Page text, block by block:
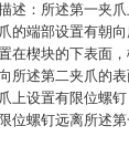
述：所述第一夹
的端部设置有朝
在楔块的下表面
所述第二夹爪的
上设置有限位螺
位螺钉远离所述第